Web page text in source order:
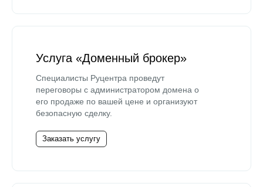
Услуга «Доменный брокер»
Специалисты Руцентра проведут
переговоры с администратором домена о
его продаже по вашей цене и организуют
безопасную сделку.
Заказать услугу